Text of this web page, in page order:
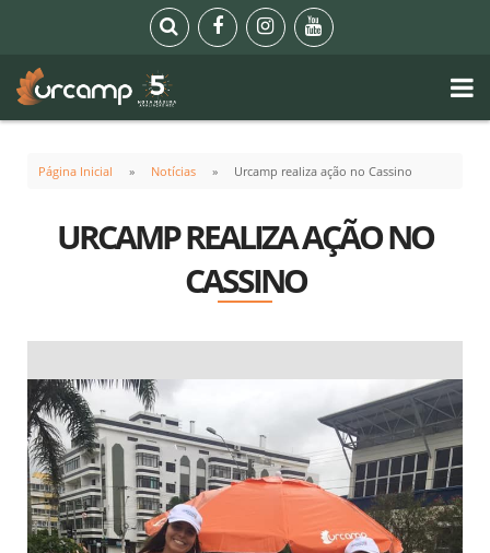
Página Inicial Notícias Urcamp realiza ação no Cassino
URCAMP REALIZA AÇÃO NO
CASSINO